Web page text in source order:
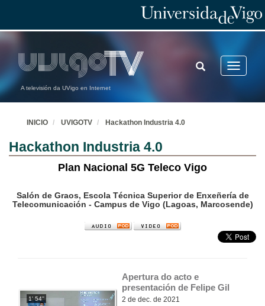
A televisión da UVigo en Internet
Toggle
TOGGLE
SEARCH
INICIO UVIGOTV Hackathon Industria 4.0
Hackathon Industria 4.0
Plan Nacional 5G Teleco Vigo
Salón de Graos, Escola Técnica Superior de Enxeñería de
Telecomunicación - Campus de Vigo (Lagoas, Marcosende)
1' 54''
Apertura do acto e
presentación de Felipe Gil
2 de dec. de 2021